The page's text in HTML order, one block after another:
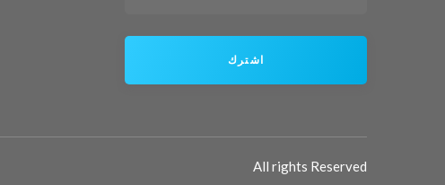
اشترك
All rights Reserved